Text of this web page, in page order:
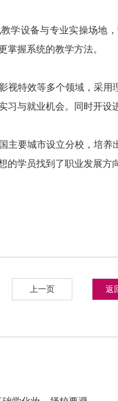
学设备与专业实操场地
掌握系统的教学方法。
视特效等多个领域，采
习与就业机会。同时开设
主要城市设立分校，培
的学员找到了职业发展方
上一页 返